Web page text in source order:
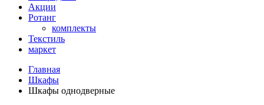
Акции
Ротанг
комплекты
Текстиль
маркет
Главная
Шкафы
Шкафы однодверные